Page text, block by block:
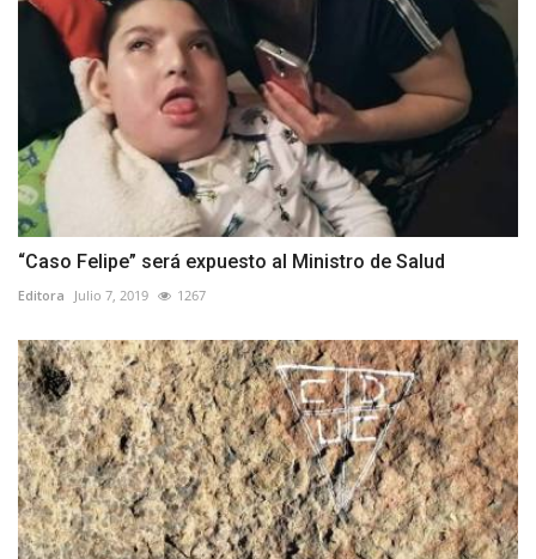
“Caso Felipe” será expuesto al Ministro de Salud
Editora Julio 7, 2019 1267